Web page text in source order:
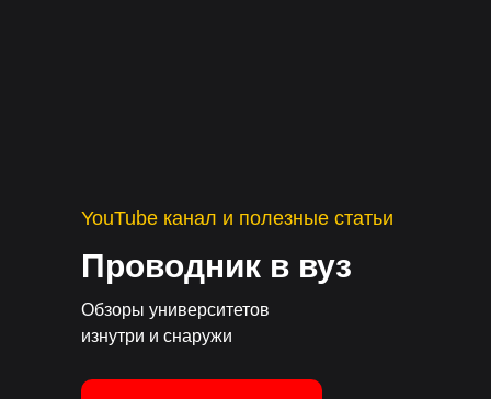
Проводник в вуз
YouTube канал и полезные статьи
Обзоры университетов
изнутри и снаружи